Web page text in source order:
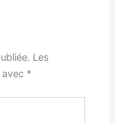
Les
*